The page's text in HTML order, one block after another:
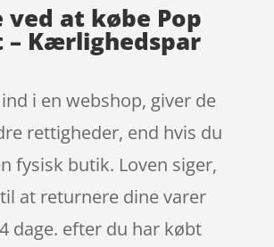
ved at købe Pop
– Kærlighedspar
i en webshop, giver de
rettigheder, end hvis du
fysisk butik. Loven siger,
at returnere dine varer
dage. efter du har købt